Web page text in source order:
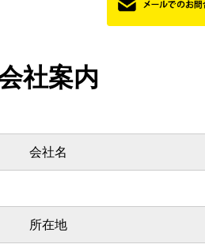
社案内
会社名
所在地